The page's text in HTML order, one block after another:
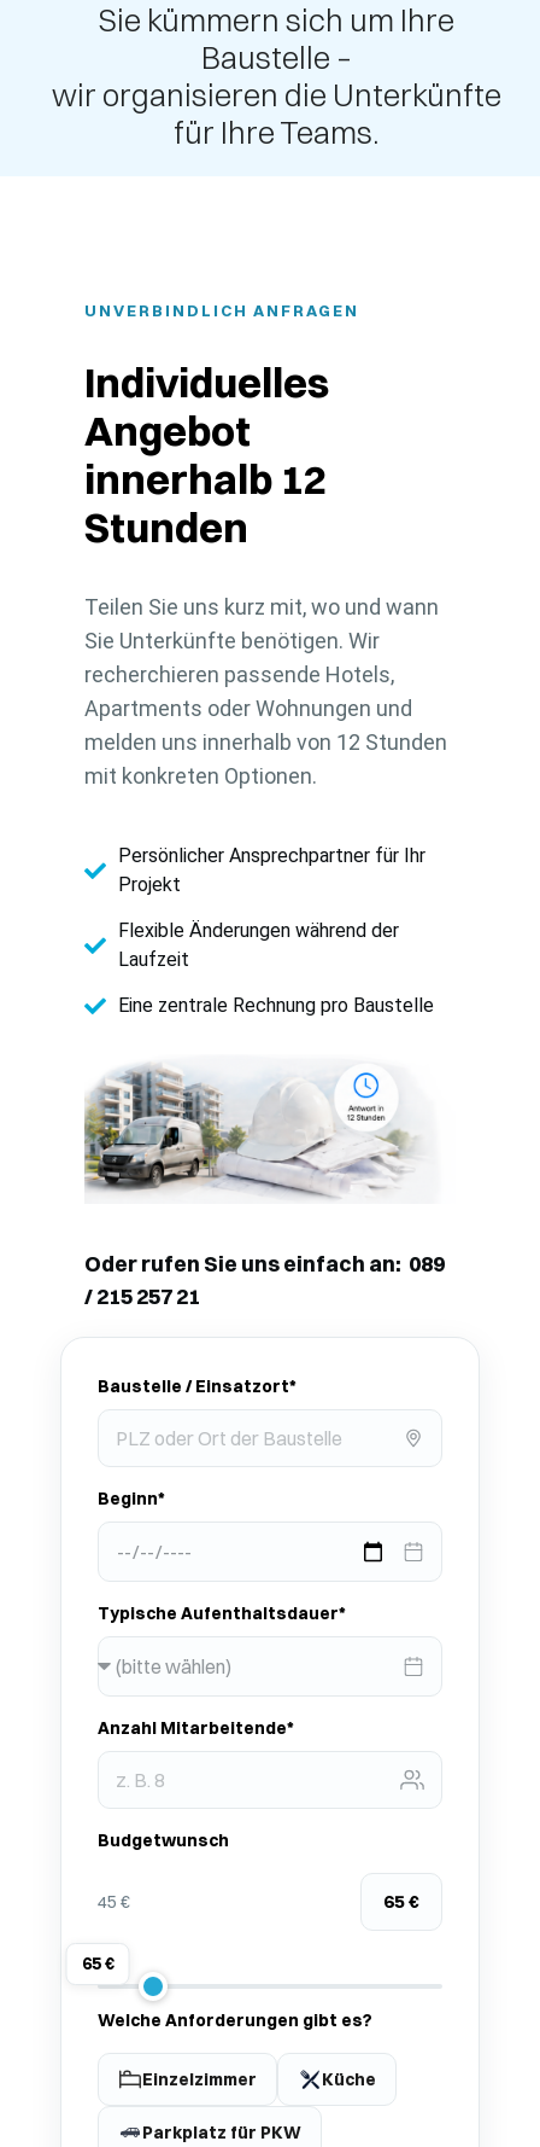
Sie kümmern sich um Ihre
Baustelle –
wir organisieren die Unterkünfte
für Ihre Teams.
UNVERBINDLICH ANFRAGEN
Individuelles
Angebot
innerhalb 12
Stunden
Teilen Sie uns kurz mit, wo und wann
Sie Unterkünfte benötigen. Wir
recherchieren passende Hotels,
Apartments oder Wohnungen und
melden uns innerhalb von 12 Stunden
mit konkreten Optionen.
Persönlicher Ansprechpartner für Ihr
Projekt
Flexible Änderungen während der
Laufzeit
Eine zentrale Rechnung pro Baustelle
Oder rufen Sie uns einfach an: 089
/ 215 257 21
Baustelle / Einsatzort*
Beginn*
Typische Aufenthaltsdauer*
Anzahl Mitarbeitende*
Budgetwunsch
45 €
65 €
65 €
Welche Anforderungen gibt es?
Einzelzimmer Küche
Parkplatz für PKW